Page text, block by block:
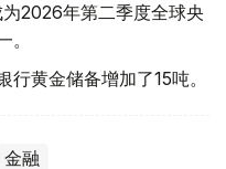
2026年第二季度全球央
黄金储备增加了15吨。
金融